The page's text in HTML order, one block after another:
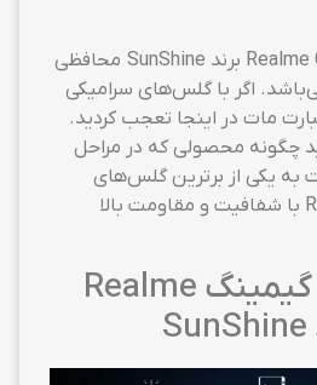
گلس گیمینگ Realme GT Neo برند SunShine محافظی
اگر با گلس‌های سرامیکی
مات در اینجا تعجب کردید.
چگونه محصولی که در مراحل
به یکی از برترین گلس‌های
گوشی Realme GT Neo با شفافیت و مقاومت بالا
ساختار گلس گیمینگ Realme